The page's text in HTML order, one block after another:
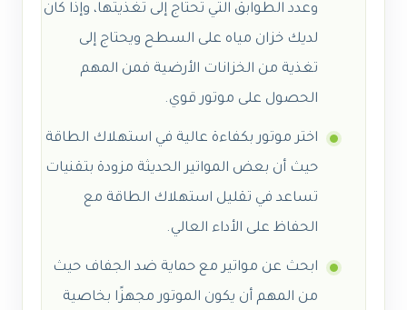
وعدد الطوابق التي تحتاج إلى تغذيتها، وإذا كان
لديك خزان مياه على السطح ويحتاج إلى
تغذية من الخزانات الأرضية فمن المهم
الحصول على موتور قوي.
اختر موتور بكفاءة عالية في استهلاك الطاقة
حيث أن بعض المواتير الحديثة مزودة بتقنيات
تساعد في تقليل استهلاك الطاقة مع
الحفاظ على الأداء العالي.
ابحث عن مواتير مع حماية ضد الجفاف حيث
من المهم أن يكون الموتور مجهزًا بخاصية